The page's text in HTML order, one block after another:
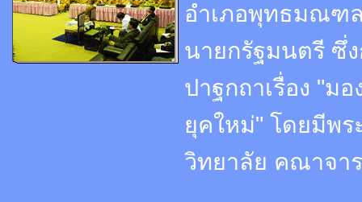
อำเภอพุทธมณฑ
นายกรัฐมนตรี ซึ่
ปาฐกถาเรื่อง "ม
ยุคใหม่" โดยมีพ
วิทยาลัย คณาจา